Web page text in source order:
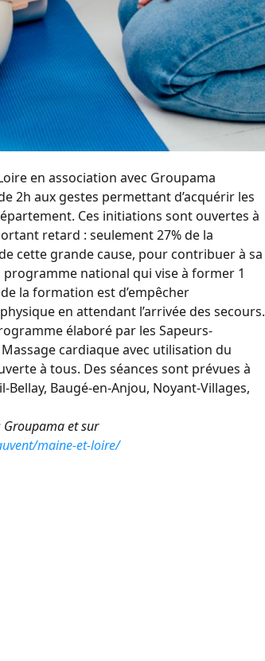
en association avec Groupama
2h aux gestes permettant d’acquérir les
Ces initiations sont ouvertes à
retard : seulement 27% de la
cette grande cause, pour contribuer à sa
programme national qui vise à former 1
la formation est d’empêcher
en attendant l’arrivée des secours.
élaboré par les Sapeurs-
cardiaque avec utilisation du
à tous. Des séances sont prévues à
Baugé-en-Anjou, Noyant-Villages,
Groupama et sur
maine-et-loire/